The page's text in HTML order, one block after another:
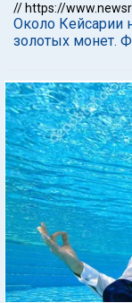
// https://
Около Кейсарии
золотых монет.